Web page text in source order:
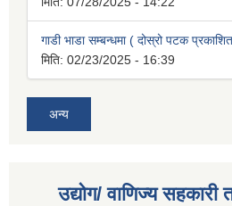
गाडी भाडा सम्बन्धमा ( दोस्रो पटक
मिति: 02/23/2025 - 16:39
अन्य
उद्योग/ वाणिज्य सहकारी